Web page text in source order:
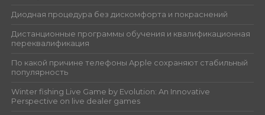
Диодная процедура без дискомфорта и покраснений
Дистанционные программы обучения и квалификационная
переквалификация
По какой причине телефоны Apple сохраняют стабильный
популярность
Winter fishing Live Game by Evolution: An Innovative
Perspective on live dealer games